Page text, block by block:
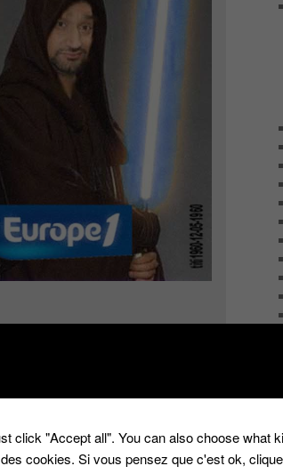
départ pour RTL alors qu’il fêtait
va se Gêner’.
têtes’ de Philippe Bouvard .
click "Accept all". You can also choose what
cookies. Si vous pensez que c'est ok,